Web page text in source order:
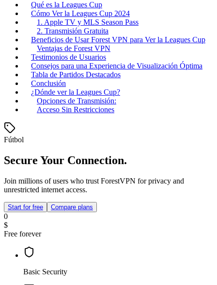
Qué es la Leagues Cup
Cómo Ver la Leagues Cup 2024
1. Apple TV y MLS Season Pass
2. Transmisión Gratuita
Beneficios de Usar Forest VPN para Ver la Leagues Cup
Ventajas de Forest VPN
Testimonios de Usuarios
Consejos para una Experiencia de Visualización Óptima
Tabla de Partidos Destacados
Conclusión
¿Dónde ver la Leagues Cup?
Opciones de Transmisión:
Acceso Sin Restricciones
Fútbol
Secure Your Connection.
Join millions of users who trust ForestVPN for privacy and
unrestricted internet access.
Start for free Compare plans
0
$
Free forever
Basic Security